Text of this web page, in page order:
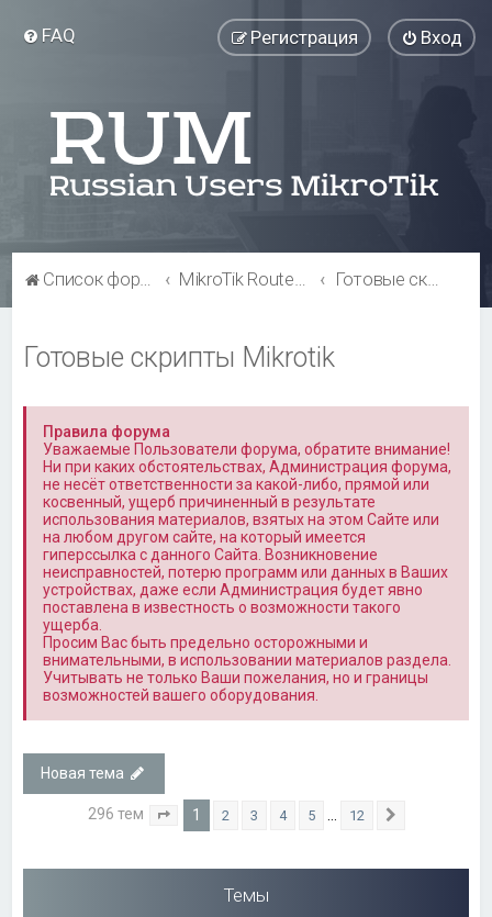
FAQ Вход
Регистрация
Список форумов MikroTik RouterOS Готовые скрипты Mikrotik
Готовые скрипты Mikrotik
Правила форума
Уважаемые Пользователи форума, обратите внимание!
Ни при каких обстоятельствах, Администрация форума,
не несёт ответственности за какой-либо, прямой или
косвенный, ущерб причиненный в результате
использования материалов, взятых на этом Сайте или
на любом другом сайте, на который имеется
гиперссылка с данного Сайта. Возникновение
неисправностей, потерю программ или данных в Ваших
устройствах, даже если Администрация будет явно
поставлена в известность о возможности такого
ущерба.
Просим Вас быть предельно осторожными и
внимательными, в использовании материалов раздела.
Учитывать не только Ваши пожелания, но и границы
возможностей вашего оборудования.
Новая тема
296 тем Страница из 12
1 2 3 4 5 12
Темы